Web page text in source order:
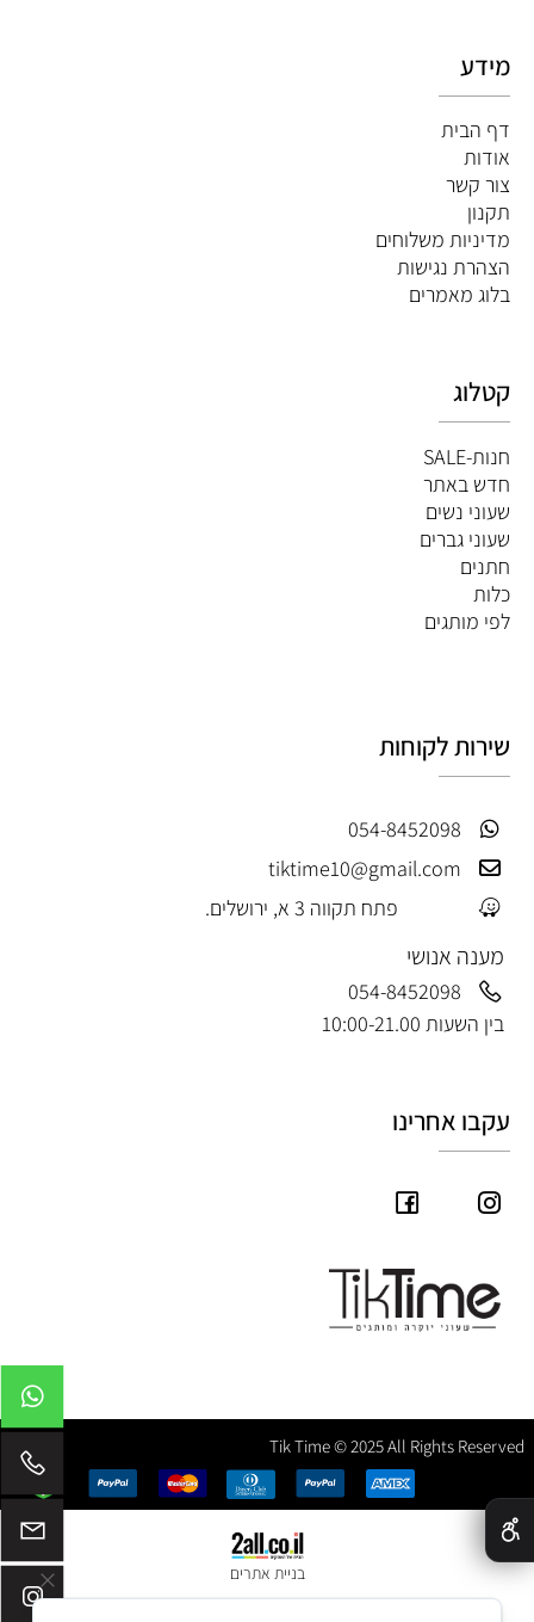
מידע
דף הבית
אודות
צור קשר
תקנון
מדיניות משלוחים
הצהרת נגישות
בלוג מאמרים
קטלוג
חנות-SALE
חדש באתר
שעוני נשים
שעוני גברים
חתנים
כלות
לפי מותגים
שירות לקוחות
054-8452098
tiktime10@gmail.com
פתח תקווה 3 א, ירושלים.
מענה אנושי
054-8452098
בין השעות 10:00-21.00
עקבו אחרינו
Tik Time © 2025 All Rights Reserved
בניית אתרים